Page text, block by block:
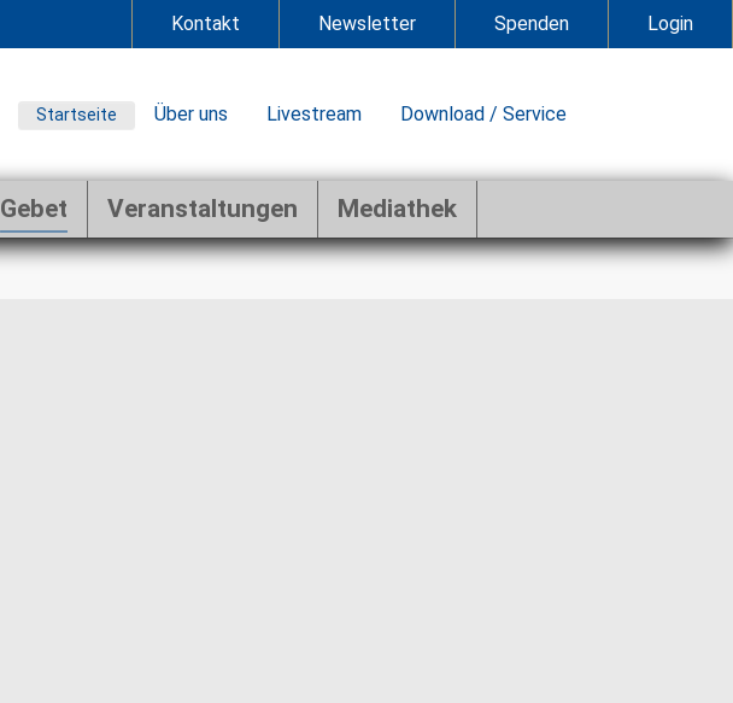
Kontakt Newsletter Spenden Login
Startseite Über uns Livestream Download / Service
Gebet Veranstaltungen Mediathek